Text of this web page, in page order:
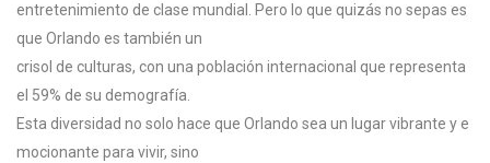
entretenimiento de clase mundial. Pero lo que quizás no sepas es
que Orlando es también un
crisol de culturas, con una población internacional que representa
el 59% de su demografía.
Esta diversidad no solo hace que Orlando sea un lugarvibrante ye
mocionante para vivir, sino